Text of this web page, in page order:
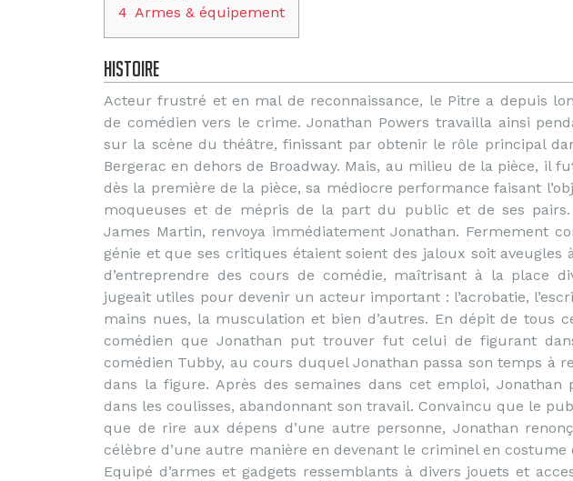
4 Armes & équipement
Histoire
Acteur frustré et en mal de reconnaissance, le Pitre a depuis
de comédien vers le crime. Jonathan Powers travailla ainsi
sur la scène du théâtre, finissant par obtenir le rôle principal
Bergerac en dehors de Broadway. Mais, au milieu de la pièce, il
dès la première de la pièce, sa médiocre performance faisant
moqueuses et de mépris de la part du public et de ses
James Martin, renvoya immédiatement Jonathan. Fermement
génie et que ses critiques étaient soient des jaloux soit aveugles
d’entreprendre des cours de comédie, maîtrisant à la place
jugeait utiles pour devenir un acteur important : l’acrobatie,
mains nues, la musculation et bien d’autres. En dépit de tous
comédien que Jonathan put trouver fut celui de figurant
comédien Tubby, au cours duquel Jonathan passa son temps à
dans la figure. Après des semaines dans cet emploi,
dans les coulisses, abandonnant son travail. Convaincu que le
que de rire aux dépens d’une autre personne, Jonathan
célèbre d’une autre manière en devenant le criminel en costume
Equipé d’armes et gadgets ressemblants à divers jouets et